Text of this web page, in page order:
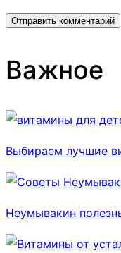
Важное
Выбираем лучшие
Неумывакин